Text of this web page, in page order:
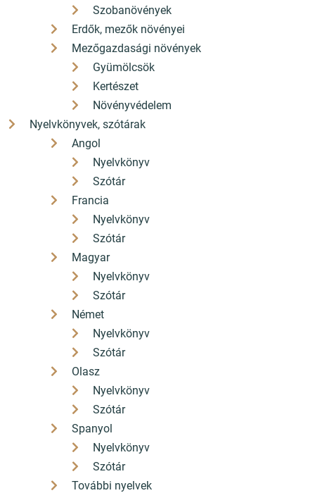
Szobanövények
Erdők, mezők növényei
Mezőgazdasági növények
Gyümölcsök
Kertészet
Növényvédelem
Nyelvkönyvek, szótárak
Angol
Nyelvkönyv
Szótár
Francia
Nyelvkönyv
Szótár
Magyar
Nyelvkönyv
Szótár
Német
Nyelvkönyv
Szótár
Olasz
Nyelvkönyv
Szótár
Spanyol
Nyelvkönyv
Szótár
További nyelvek